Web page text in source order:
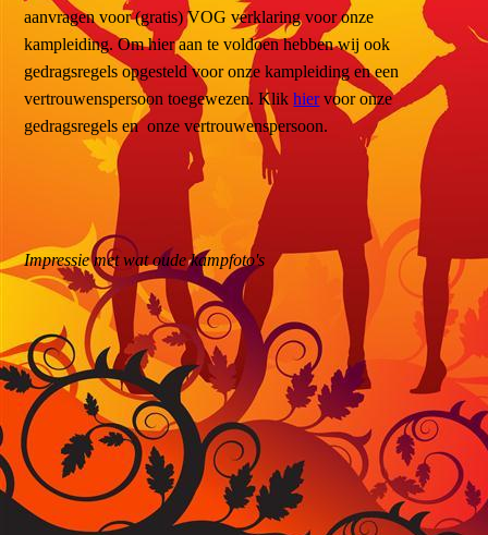
aanvragen voor (gratis) VOG verklaring voor onze
kampleiding. Om hier aan te voldoen hebben wij ook
gedragsregels opgesteld voor onze kampleiding en een
vertrouwenspersoon toegewezen. Klikhiervoor onze
gedragsregels en onze vertrouwenspersoon.
Impressie met wat oude kampfoto's